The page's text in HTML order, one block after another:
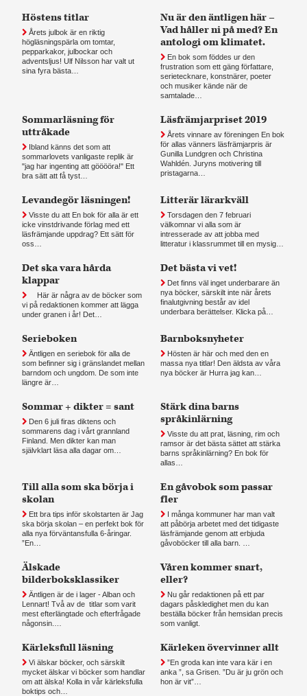
Höstens titlar
Årets julbok är en riktig
högläsningspärla om tomtar,
pepparkakor, julbockar och
adventsljus! Ulf Nilsson har valt ut
sina fyra bästa…
Nu är den äntligen här –
Vad håller ni på med? En
antologi om klimatet.
En bok som föddes ur den
frustration som ett gäng författare,
serietecknare, konstnärer, poeter
och musiker kände när de
samtalade…
Sommarläsning för
uttråkade
Ibland känns det som att
sommarlovets vanligaste replik är
"jag har ingenting att gööööra!" Ett
bra sätt att få tyst…
Läsfrämjarpriset 2019
Årets vinnare av föreningen En bok
för allas vänners läsfrämjarpris är
Gunilla Lundgren och Christina
Wahldén. Juryns motivering till
pristagarna…
Levandegör läsningen!
Visste du att En bok för alla är ett
icke vinstdrivande förlag med ett
läsfrämjande uppdrag? Ett sätt för
oss…
Litterär lärarkväll
Torsdagen den 7 februari
välkomnar vi alla som är
intresserade av att jobba med
litteratur i klassrummet till en mysig…
Det ska vara hårda
klappar
Här är några av de böcker som
vi på redaktionen kommer att lägga
under granen i år! Det…
Det bästa vi vet!
Det finns väl inget underbarare än
nya böcker, särskilt inte när årets
finalutgivning består av idel
underbara berättelser. Klicka på…
Serieboken
Äntligen en seriebok för alla de
som befinner sig i gränslandet mellan
barndom och ungdom. De som inte
längre är…
Barnboksnyheter
Hösten är här och med den en
massa nya titlar! Den äldsta av våra
nya böcker är Hurra jag kan…
Sommar + dikter = sant
Den 6 juli firas diktens och
sommarens dag i vårt grannland
Finland. Men dikter kan man
självklart läsa alla dagar om…
Stärk dina barns
språkinlärning
Visste du att prat, läsning, rim och
ramsor är det bästa sättet att stärka
barns språkinlärning? En bok för
allas…
Till alla som ska börja i
skolan
Ett bra tips inför skolstarten är Jag
ska börja skolan – en perfekt bok för
alla nya förväntansfulla 6-åringar.
”En…
En gåvobok som passar
fler
I många kommuner har man valt
att påbörja arbetet med det tidigaste
läsfrämjande genom att erbjuda
gåvoböcker till alla barn. …
Älskade
bilderboksklassiker
Äntligen är de i lager - Alban och
Lennart! Två av de titlar som varit
mest efterlängtade och efterfrågade
någonsin.…
Våren kommer snart,
eller?
Nu går redaktionen på ett par
dagars påskledighet men du kan
beställa böcker från hemsidan precis
som vanligt.
Kärleksfull läsning
Vi älskar böcker, och särskilt
mycket älskar vi böcker som handlar
om att älska! Kolla in vår kärleksfulla
boktips och…
Kärleken övervinner allt
”En groda kan inte vara kär i en
anka ”, sa Grisen. ”Du är ju grön och
hon är vit”…